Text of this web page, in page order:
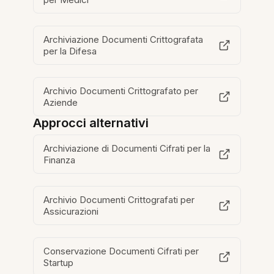
Archiviazione Documenti Crittografata
per la Difesa
Archivio Documenti Crittografato per
Aziende
Approcci alternativi
Archiviazione di Documenti Cifrati per la
Finanza
Archivio Documenti Crittografati per
Assicurazioni
Conservazione Documenti Cifrati per
Startup